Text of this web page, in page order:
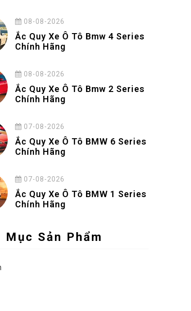
08-08-2026
Ắc Quy Xe Ô Tô Bmw 4 Series
Chính Hãng
08-08-2026
Ắc Quy Xe Ô Tô Bmw 2 Series
Chính Hãng
07-08-2026
Ắc Quy Xe Ô Tô BMW 6 Series
Chính Hãng
07-08-2026
Ắc Quy Xe Ô Tô BMW 1 Series
Chính Hãng
Mục Sản Phẩm